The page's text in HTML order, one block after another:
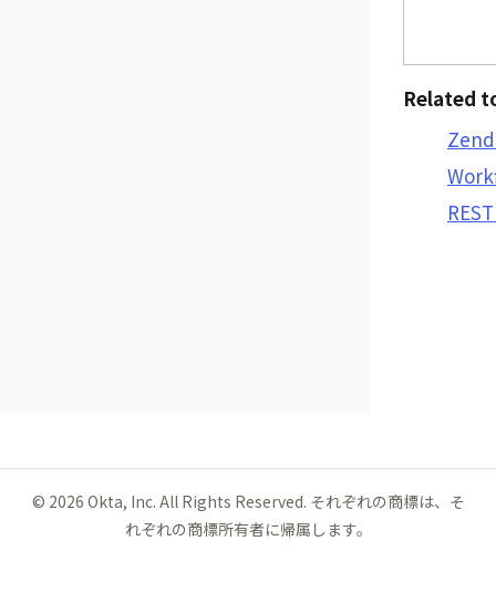
Related
© 2026 Okta, Inc. All Rights Reserved. それぞれの商標は、そ
れぞれの商標所有者に帰属します。